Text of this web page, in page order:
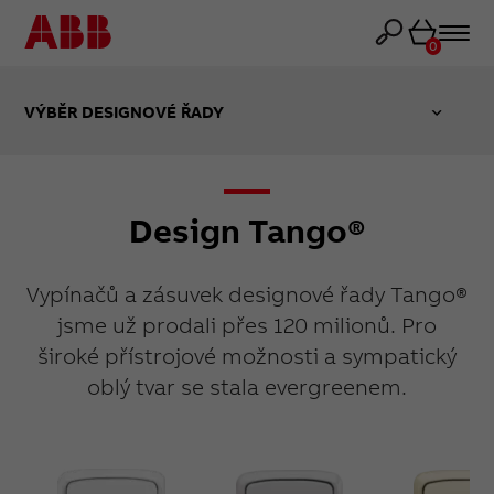
Košík
0
VÝBĚR DESIGNOVÉ ŘADY
Design Tango®
Vypínačů a zásuvek designové řady Tango®
jsme už prodali přes 120 milionů. Pro
široké přístrojové možnosti a sympatický
oblý tvar se stala evergreenem.